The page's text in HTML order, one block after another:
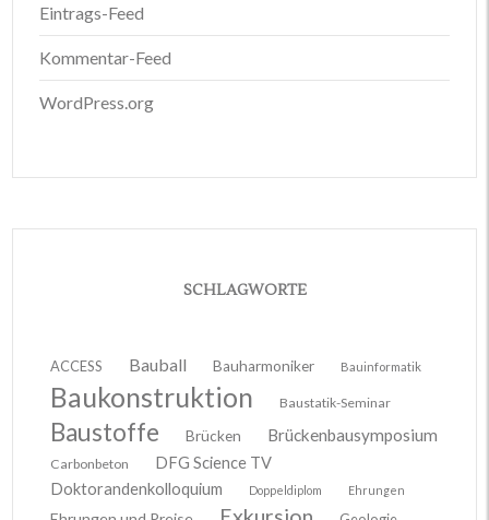
Eintrags-Feed
Kommentar-Feed
WordPress.org
SCHLAGWORTE
ACCESS Bauball Bauharmoniker Bauinformatik
Baukonstruktion Baustatik-Seminar
Baustoffe Brücken Brückenbausymposium
Carbonbeton
DFG Science TV
Doktorandenkolloquium
Doppeldiplom Ehrungen